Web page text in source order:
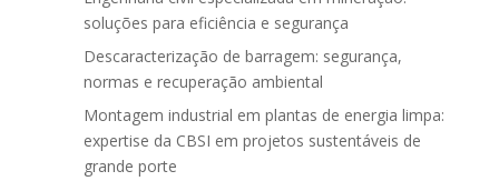
soluções para eficiência e segurança
Descaracterização de barragem: segurança,
normas e recuperação ambiental
Montagem industrial em plantas de energia limpa:
expertise da CBSI em projetos sustentáveis de
grande porte